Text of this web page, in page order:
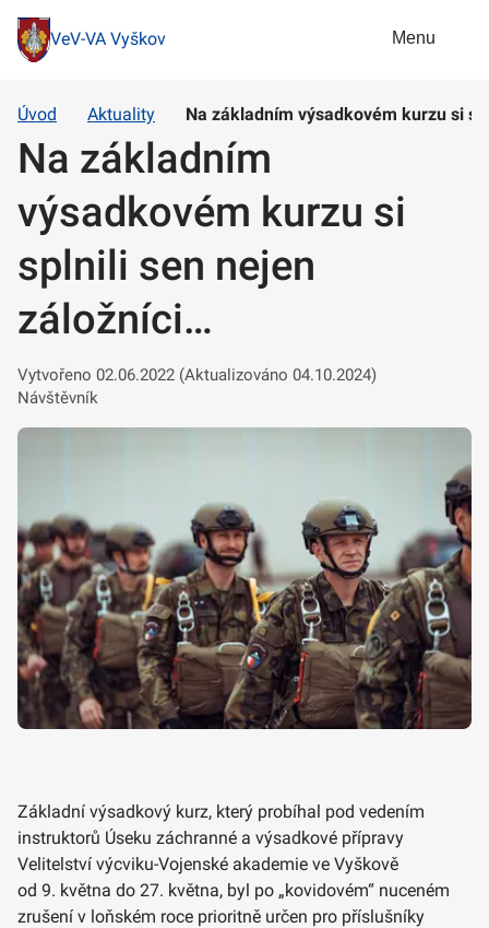
VeV-VA Vyškov Menu
Úvod Aktuality Na základním výsadkovém kurzu si
Na základním
výsadkovém kurzu si
splnili sen nejen
záložníci…
Vytvořeno 02.06.2022 (Aktualizováno 04.10.2024)
Návštěvník
Základní výsadkový kurz, který probíhal pod vedením
instruktorů Úseku záchranné a výsadkové přípravy
Velitelství výcviku-Vojenské akademie ve Vyškově
od 9. května do 27. května, byl po „kovidovém“ nuceném
zrušení v loňském roce prioritně určen pro příslušníky